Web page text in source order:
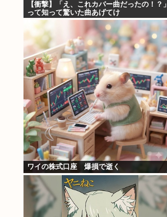
【衝撃】「え、これカバー曲だったの！？」
って知って驚いた曲あげてけ
ワイの株式口座 爆損で逝く